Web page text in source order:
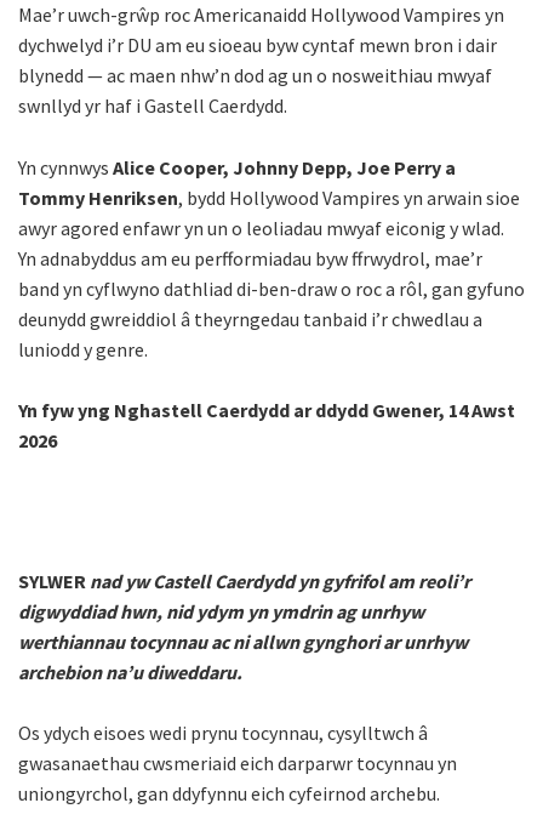
Mae’r uwch-grŵp roc Americanaidd Hollywood Vampires yn
dychwelyd i’r DU am eu sioeau byw cyntaf mewn bron i dair
blynedd — ac maen nhw’n dod ag un o nosweithiau mwyaf
swnllyd yr haf i Gastell Caerdydd.
Yn cynnwys Alice Cooper, Johnny Depp, Joe Perry a
Tommy Henriksen, bydd Hollywood Vampires yn arwain sioe
awyr agored enfawr yn un o leoliadau mwyaf eiconig y wlad.
Yn adnabyddus am eu perfformiadau byw ffrwydrol, mae’r
band yn cyflwyno dathliad di-ben-draw o roc a rôl, gan gyfuno
deunydd gwreiddiol â theyrngedau tanbaid i’r chwedlau a
luniodd y genre.
Yn fyw yng Nghastell Caerdydd ar ddydd Gwener, 14 Awst
2026
SYLWER nad yw Castell Caerdydd yn gyfrifol am reoli’r
digwyddiad hwn, nid ydym yn ymdrin ag unrhyw
werthiannau tocynnau ac ni allwn gynghori ar unrhyw
archebion na’u diweddaru.
Os ydych eisoes wedi prynu tocynnau, cysylltwch â
gwasanaethau cwsmeriaid eich darparwr tocynnau yn
uniongyrchol, gan ddyfynnu eich cyfeirnod archebu.